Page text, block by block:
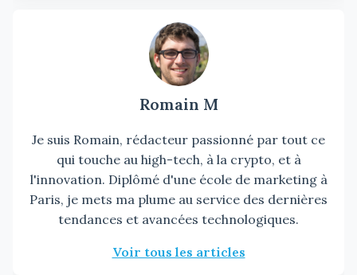
Romain M
Je suis Romain, rédacteur passionné par tout ce
qui touche au high-tech, à la crypto, et à
l'innovation. Diplômé d'une école de marketing à
Paris, je mets ma plume au service des dernières
tendances et avancées technologiques.
Voir tous les articles